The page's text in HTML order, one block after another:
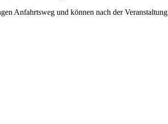
Anfahrtsweg und können nach der